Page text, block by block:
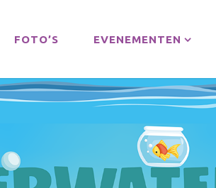
FOTO’S EVENEMENTEN